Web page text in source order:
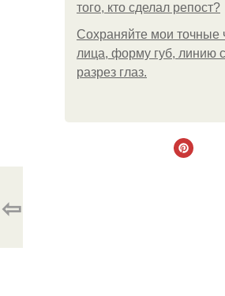
того, кто сделал репост?
Сохраняйте мои точные
лица, форму губ, линию
разрез глаз.
⇦